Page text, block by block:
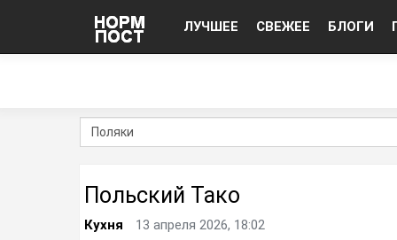
ЛУЧШЕЕ СВЕЖЕЕ БЛОГИ
Польский Тако
Кухня 13 апреля 2026, 18:02